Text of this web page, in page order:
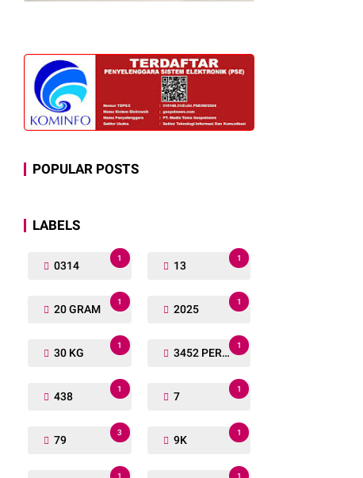
POPULAR POSTS
LABELS
0314
1
13
1
20 GRAM
1
2025
1
30 KG
1
3452 PERSONIL
1
438
1
7
1
79
3
9K
1